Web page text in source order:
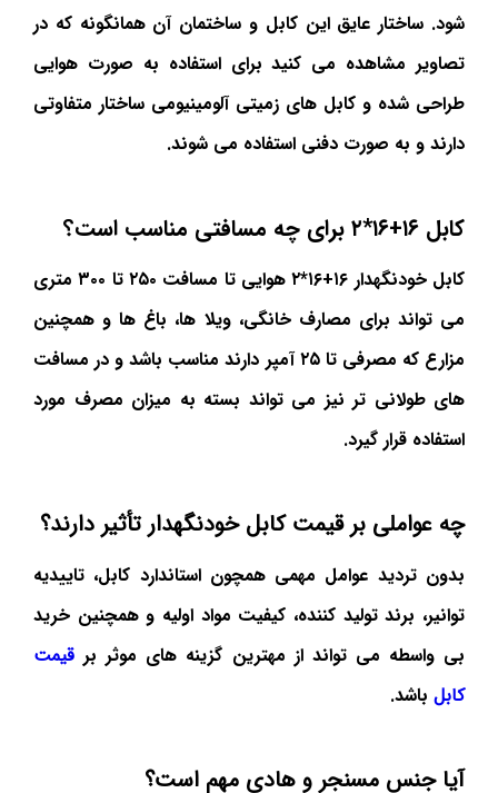
شود. ساختار عایق این کابل و ساختمان آن همانگونه که در
تصاویر مشاهده می کنید برای استفاده به صورت هوایی
طراحی شده و کابل های زمیتی آلومینیومی ساختار متفاوتی
دارند و به صورت دفنی استفاده می شوند.
کابل ۱۶+۱۶*۲ برای چه مسافتی مناسب است؟
کابل خودنگهدار ۱۶+۱۶*۲ هوایی تا مسافت ۲۵۰ تا ۳۰۰ متری
می تواند برای مصارف خانگی، ویلا ها، باغ ها و همچنین
مزارع که مصرفی تا ۲۵ آمپر دارند مناسب باشد و در مسافت
های طولانی تر نیز می تواند بسته به میزان مصرف مورد
استفاده قرار گیرد.
چه عواملی بر قیمت کابل خودنگهدار تأثیر دارند؟
بدون تردید عوامل مهمی همچون استاندارد کابل، تاییدیه
توانیر، برند تولید کننده، کیفیت مواد اولیه و همچنین خرید
بی واسطه می تواند از مهترین گزینه های موثر بر قیمت
کابل باشد.
آیا جنس مسنجر و هادی مهم است؟